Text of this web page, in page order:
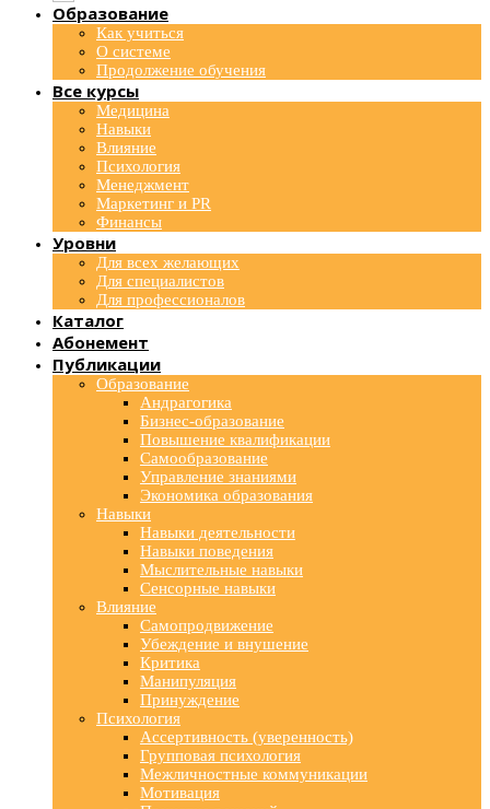
Образование
Как учиться
О системе
Продолжение обучения
Все курсы
Медицина
Навыки
Влияние
Психология
Менеджмент
Маркетинг и PR
Финансы
Уровни
Для всех желающих
Для специалистов
Для профессионалов
Каталог
Абонемент
Публикации
Образование
Андрагогика
Бизнес-образование
Повышение квалификации
Самообразование
Управление знаниями
Экономика образования
Навыки
Навыки деятельности
Навыки поведения
Мыслительные навыки
Сенсорные навыки
Влияние
Самопродвижение
Убеждение и внушение
Критика
Манипуляция
Принуждение
Психология
Ассертивность (уверенность)
Групповая психология
Межличностные коммуникации
Мотивация